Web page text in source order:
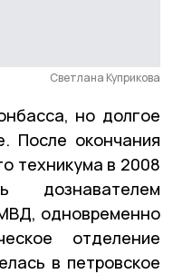
Светлана Куприкова
но долгое
После окончания
техникума в 2008
дознавателем
одновременно
отделение
в петровское